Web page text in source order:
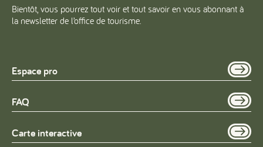
Bientôt, vous pourrez tout voir et tout savoir en vous abonnant à
la newsletter de l’office de tourisme.
Espace pro
FAQ
Carte interactive